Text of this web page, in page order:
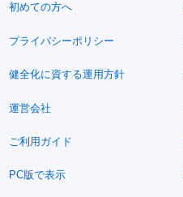
初めての方へ
プライバシーポリシー
健全化に資する運用方針
運営会社
ご利用ガイド
PC版で表示